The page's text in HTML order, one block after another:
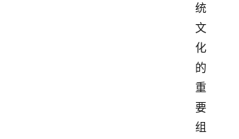
统
文
化
的
重
要
组